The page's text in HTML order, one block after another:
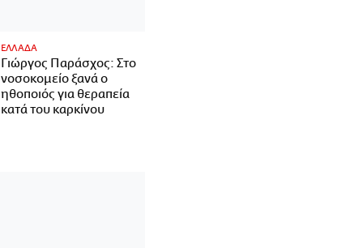
ΕΛΛΑΔΑ
Γιώργος Παράσχος: Στο
νοσοκομείο ξανά ο
ηθοποιός για θεραπεία
κατά του καρκίνου